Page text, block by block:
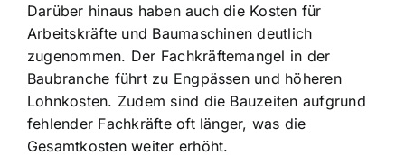
Darüber hinaus haben auch die Kosten für
Arbeitskräfte und Baumaschinen deutlich
zugenommen. Der Fachkräftemangel in der
Baubranche führt zu Engpässen und höheren
Lohnkosten. Zudem sind die Bauzeiten aufgrund
fehlender Fachkräfte oft länger, was die
Gesamtkosten weiter erhöht.